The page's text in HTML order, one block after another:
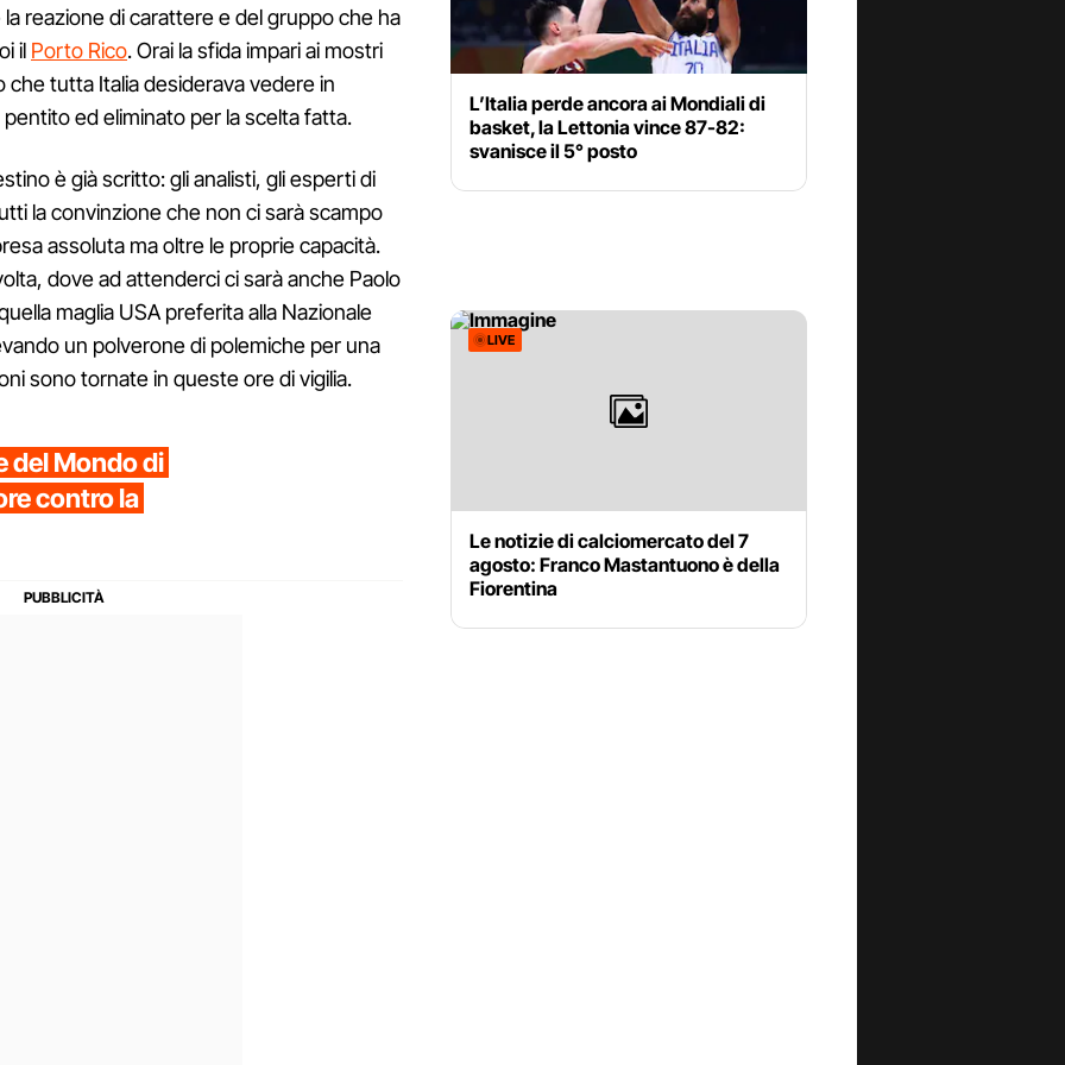
reazione di carattere e del gruppo che ha
il Porto Rico. Orai la sfida impari ai mostri
che tutta Italia desiderava vedere in
ed eliminato per la scelta fatta.
è già scritto: gli analisti, gli esperti di
la convinzione che non ci sarà scampo
assoluta ma oltre le proprie capacità.
dove ad attenderci ci sarà anche Paolo
maglia USA preferita alla Nazionale
un polverone di polemiche per una
sono tornate in queste ore di vigilia.
del Mondo di
contro la
L’Italia perde ancora ai Mondiali di
basket, la Lettonia vince 87-82:
svanisce il 5° posto
LIVE
Le notizie di calciomercato del 7
agosto: Franco Mastantuono è della
Fiorentina